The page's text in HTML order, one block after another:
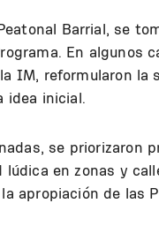
Barrial, se
En algunos
IM, reformularon
idea inicial.
se priorizaron
lúdica en zonas y
apropiación de las